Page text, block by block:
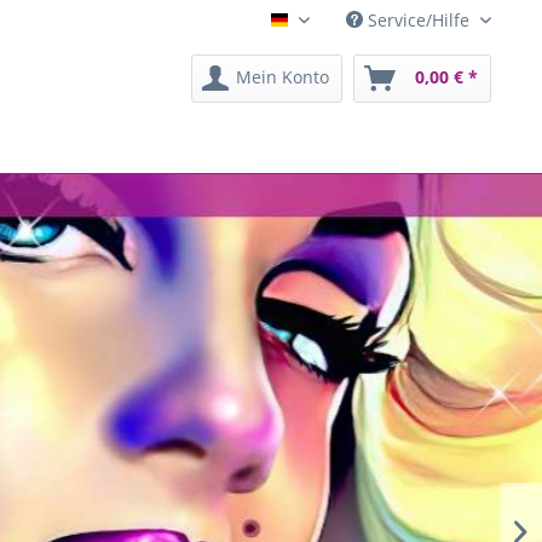
artHB Kunstgalerie
Service/Hilfe
Mein Konto 0,00 € *